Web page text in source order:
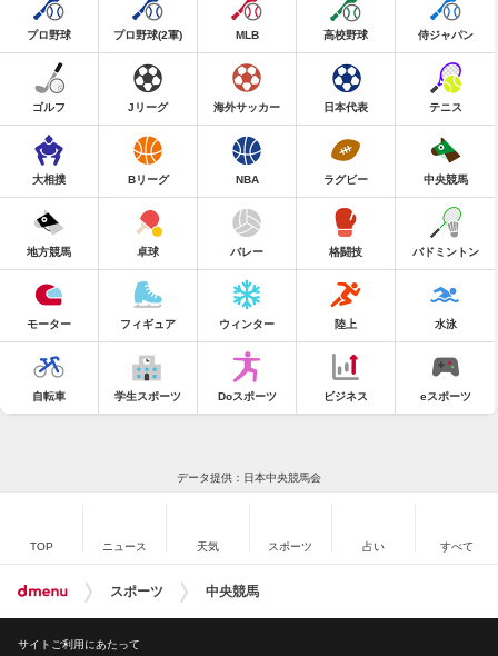
プロ野球 プロ野球(2軍) MLB 高校野球 侍ジャパン
ゴルフ Jリーグ 海外サッカー 日本代表 テニス
大相撲 Bリーグ NBA ラグビー 中央競馬
地方競馬 卓球 バレー 格闘技 バドミントン
モーター フィギュア ウィンター 陸上 水泳
自転車 学生スポーツ Doスポーツ ビジネス eスポーツ
データ提供：日本中央競馬会
TOP ニュース 天気 スポーツ 占い すべて
スポーツ 中央競馬
サイトご利用にあたって